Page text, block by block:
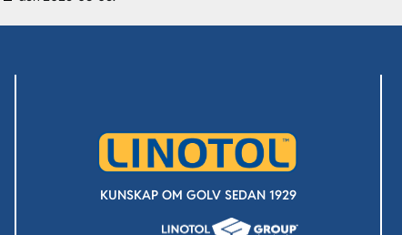
KUNSKAP OM GOLV SEDAN 1929